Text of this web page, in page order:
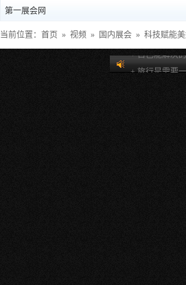
第一展会网
当前位置： 首页 » 视频 » 国内展会 » 科技赋能
+ 自己能解决